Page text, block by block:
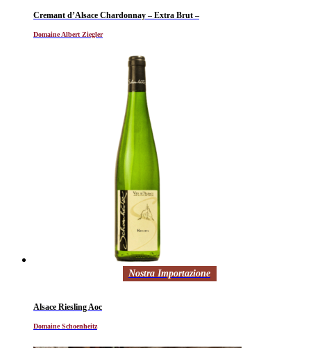
Cremant d’Alsace Chardonnay – Extra Brut –
Domaine Albert Ziegler
Nostra Importazione
Alsace Riesling Aoc
Domaine Schoenheitz